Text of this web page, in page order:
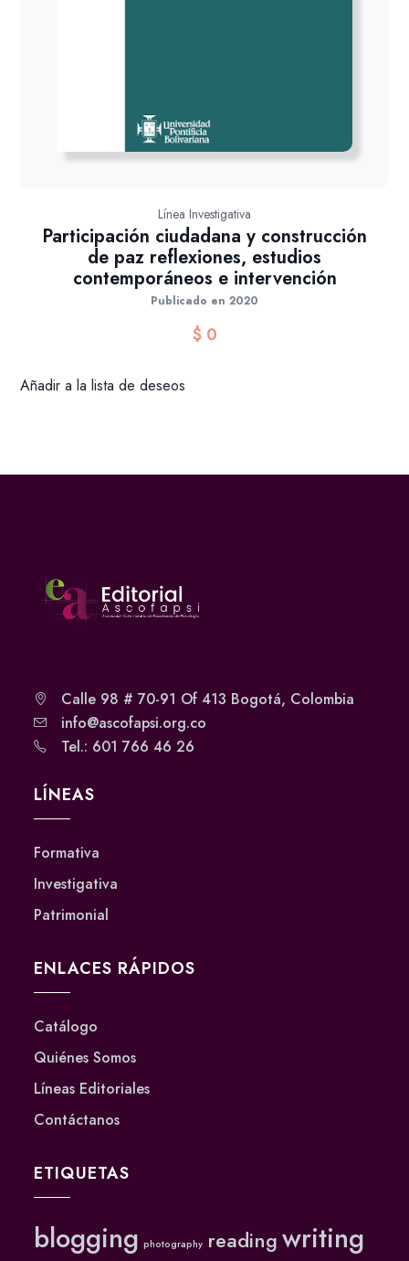
Línea Investigativa
Participación ciudadana y construcción
de paz reflexiones, estudios
contemporáneos e intervención
Publicado en 2020
$0
Añadir a la lista de deseos
Calle 98 # 70-91 Of 413 Bogotá, Colombia
info@ascofapsi.org.co
Tel.: 601 766 46 26
LÍNEAS
Formativa
Investigativa
Patrimonial
ENLACES RÁPIDOS
Catálogo
Quiénes Somos
Líneas Editoriales
Contáctanos
ETIQUETAS
blogging photography reading writing